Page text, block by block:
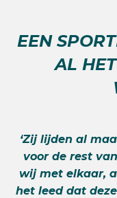
EEN
AL
‘Zij lijden al
voor de rest
wij met elkaar,
het leed dat